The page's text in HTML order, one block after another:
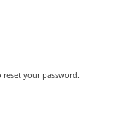
reset your password.